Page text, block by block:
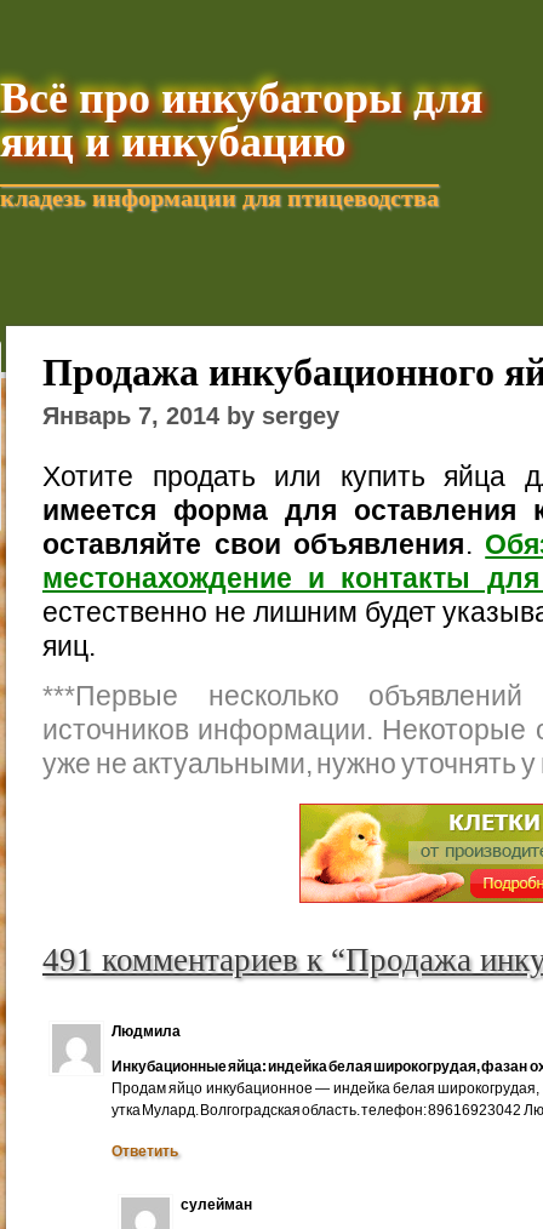
Всё про инкубаторы для
яиц и инкубацию
кладезь информации для птицеводства
Добавить текущую
Продажа инкубационного
Январь 7, 2014 by sergey
Хотите продать или купить яйца
имеется форма для оставления
оставляйте свои объявления.
местонахождение и контакты
естественно не лишним будет
яиц.
***Первые несколько
источников информации. Некоторые
уже не актуальными, нужно уточнять
491 комментариев к “Продажа
Людмила
Инкубационные яйца: индейка белая широкогрудая, фазан
Продам яйцо инкубационное — индейка белая
утка Мулард. Волгоградская область. телефон: 89616923042
Ответить
сулейман